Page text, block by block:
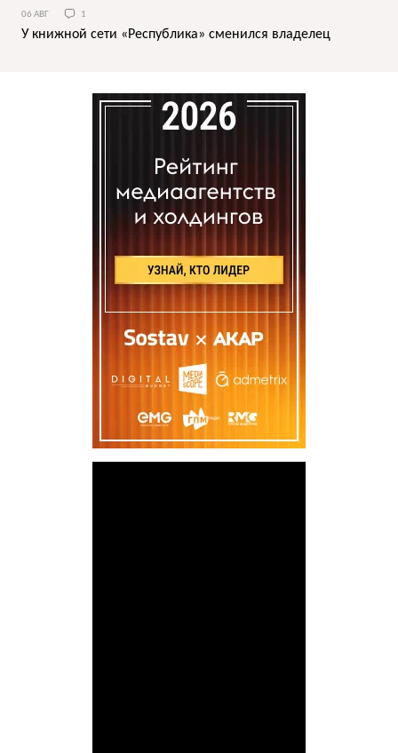
06 АВГ 1
У книжной сети «Республика» сменился владелец